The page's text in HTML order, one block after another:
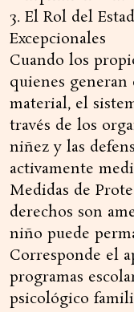
3. El Rol del
Excepcionales
Cuando los
quienes
material, el
través de los
niñez y las
activamente
Medidas de
derechos son
niño puede
Corresponde el
programas
psicológico